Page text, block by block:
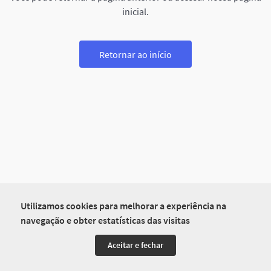
Utilizamos cookies para melhorar a experiência na
navegação e obter estatísticas das visitas
Aceitar e fechar
inicial.
Retornar ao início